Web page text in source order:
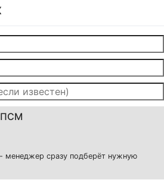
ПСМ
сразу подберёт нужную